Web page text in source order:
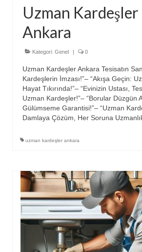
Uzman Kardeşler
Ankara
Kategori: Genel | 0
Uzman Kardeşler Ankara Tesisatın
Kardeşlerin İmzası!”– “Akışa Geçin:
Hayat Tıkırında!”– “Evinizin Ustası,
Uzman Kardeşler!”– “Borular Düzgün
Gülümseme Garantisi!”– “Uzman
Damlaya Çözüm, Her Soruna
uzman kardeşler ankara